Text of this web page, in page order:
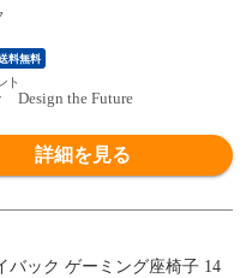
グソファ ローソファ フロア
ベッド リクライニング 一人
〔アーバンブラック〕【予
31までに出荷予定
料無料
Design the Future
詳細を見る
バック ゲーミング座椅子 14